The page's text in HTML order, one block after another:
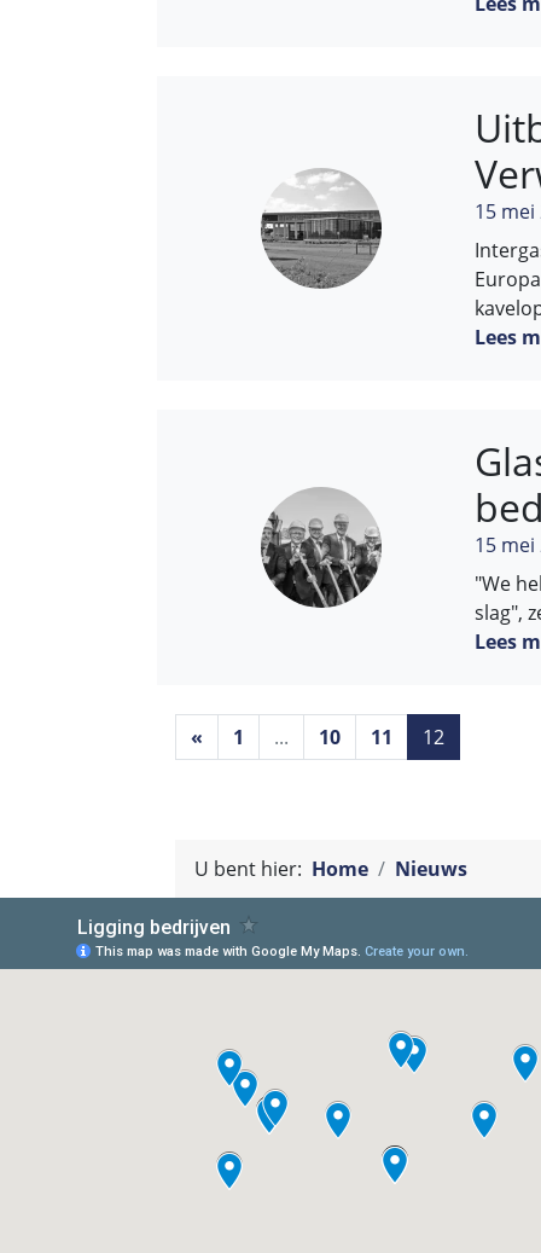
15 mei
Lees
15 mei
"We
slag",
Lees
« 1 ... 10 11 12
U bent hier: Home Nieuws